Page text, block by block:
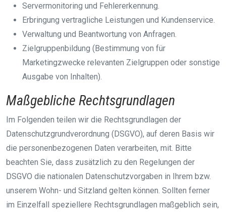
Servermonitoring und Fehlererkennung.
Erbringung vertragliche Leistungen und Kundenservice.
Verwaltung und Beantwortung von Anfragen.
Zielgruppenbildung (Bestimmung von für
Marketingzwecke relevanten Zielgruppen oder sonstige
Ausgabe von Inhalten).
Maßgebliche Rechtsgrundlagen
Im Folgenden teilen wir die Rechtsgrundlagen der
Datenschutzgrundverordnung (DSGVO), auf deren Basis wir
die personenbezogenen Daten verarbeiten, mit. Bitte
beachten Sie, dass zusätzlich zu den Regelungen der
DSGVO die nationalen Datenschutzvorgaben in Ihrem bzw.
unserem Wohn- und Sitzland gelten können. Sollten ferner
im Einzelfall speziellere Rechtsgrundlagen maßgeblich sein,